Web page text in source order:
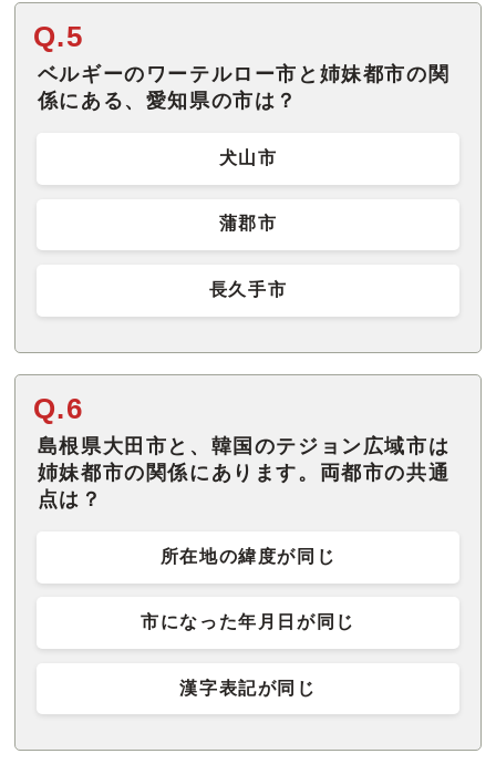
Q.5
ベルギーのワーテルロー市と姉妹都市の関
係にある、愛知県の市は？
犬山市
蒲郡市
長久手市
Q.6
島根県大田市と、韓国のテジョン広域市は
姉妹都市の関係にあります。両都市の共通
点は？
所在地の緯度が同じ
市になった年月日が同じ
漢字表記が同じ